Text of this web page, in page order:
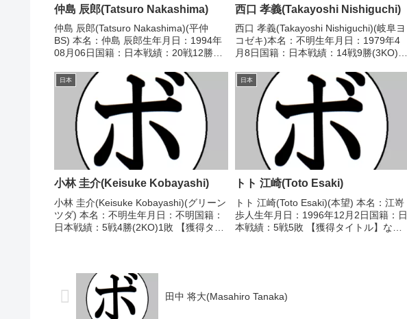
仲島 辰郎(Tatsuro Nakashima)
仲島 辰郎(Tatsuro Nakashima)(平仲
BS) 本名：仲島 辰郎生年月日：1994年
08月06日国籍：日本戦績：20戦12勝
度西部日本ミニマム級新人王 【戦歴】
2015/11/15...
西口 孝義(Takayoshi Nishiguchi)
西口 孝義(Takayoshi Nishiguchi)(岐阜ヨ
コゼキ)本名：不明生年月日：1979年4
月8日国籍：日本戦績：14戦9勝(3KO)5
1996/08/25 ○4R判定 2-0(39-38、39-
39...
日本
小林 圭介(Keisuke Kobayashi)
小林 圭介(Keisuke Kobayashi)(グリーン
ツダ) 本名：不明生年月日：不明国籍：
日本戦績：5戦4勝(2KO)1敗 【獲得タイ
日本
トト 江崎(Toto Esaki)
トト 江崎(Toto Esaki)(本望) 本名：江嵜
歩人生年月日：1996年12月2日国籍：日
本戦績：5戦5敗 【獲得タイトル】な
田中 将大(Masahiro Tanaka)